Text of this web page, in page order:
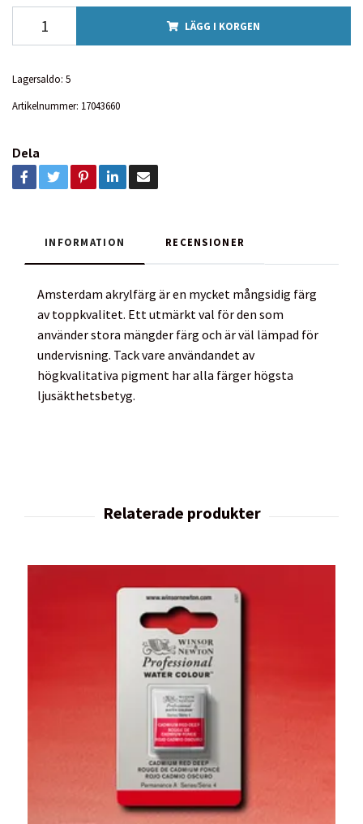
LÄGG I KORGEN
Lagersaldo: 5
Artikelnummer: 17043660
Dela
INFORMATION RECENSIONER
Amsterdam akrylfärg är en mycket mångsidig färg
av toppkvalitet. Ett utmärkt val för den som
använder stora mängder färg och är väl lämpad för
undervisning. Tack vare användandet av
högkvalitativa pigment har alla färger högsta
ljusäkthetsbetyg.